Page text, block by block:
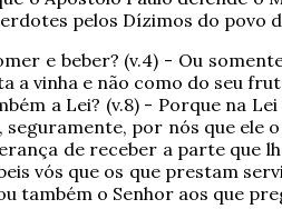
pelos Dízimos do povo
e beber? (v.4) - Ou
a vinha e não como do seu
a Lei? (v.8) - Porque na
seguramente, por nós que ele
de receber a parte que
vós que os que prestam
também o Senhor aos que